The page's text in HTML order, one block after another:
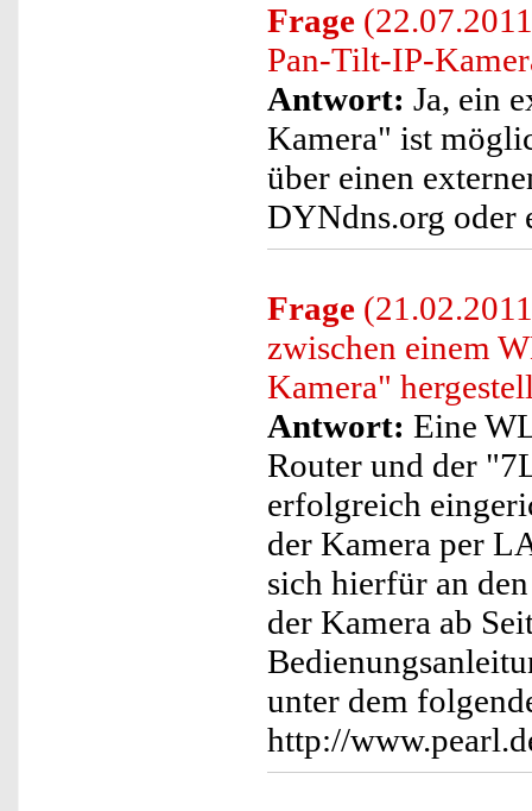
Frage
Pan-Tilt-IP-
Antwort: Ja, ein
Kamera" ist
über einen
DYNdns.org oder
Frage
zwischen einem
Kamera"
Antwort: Eine
Router und der
erfolgreich
der Kamera per
sich hierfür an
der Kamera ab
unter dem
http://